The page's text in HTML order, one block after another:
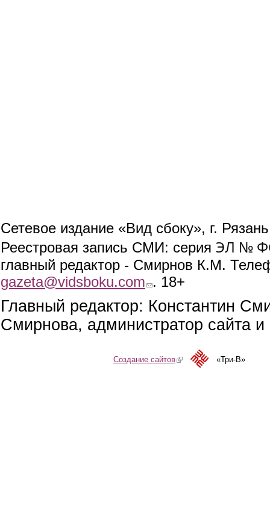
Сетевое издание «Вид сбоку», г.
Реестровая запись СМИ: серия ЭЛ №
главный редактор - Смирнов К.М.
gazeta@vidsboku.com (link sends e-mail)
. 18+
Главный редактор: Константин
Смирнова, администратор сайта
Создание сайтов(link is external)«Три-В»